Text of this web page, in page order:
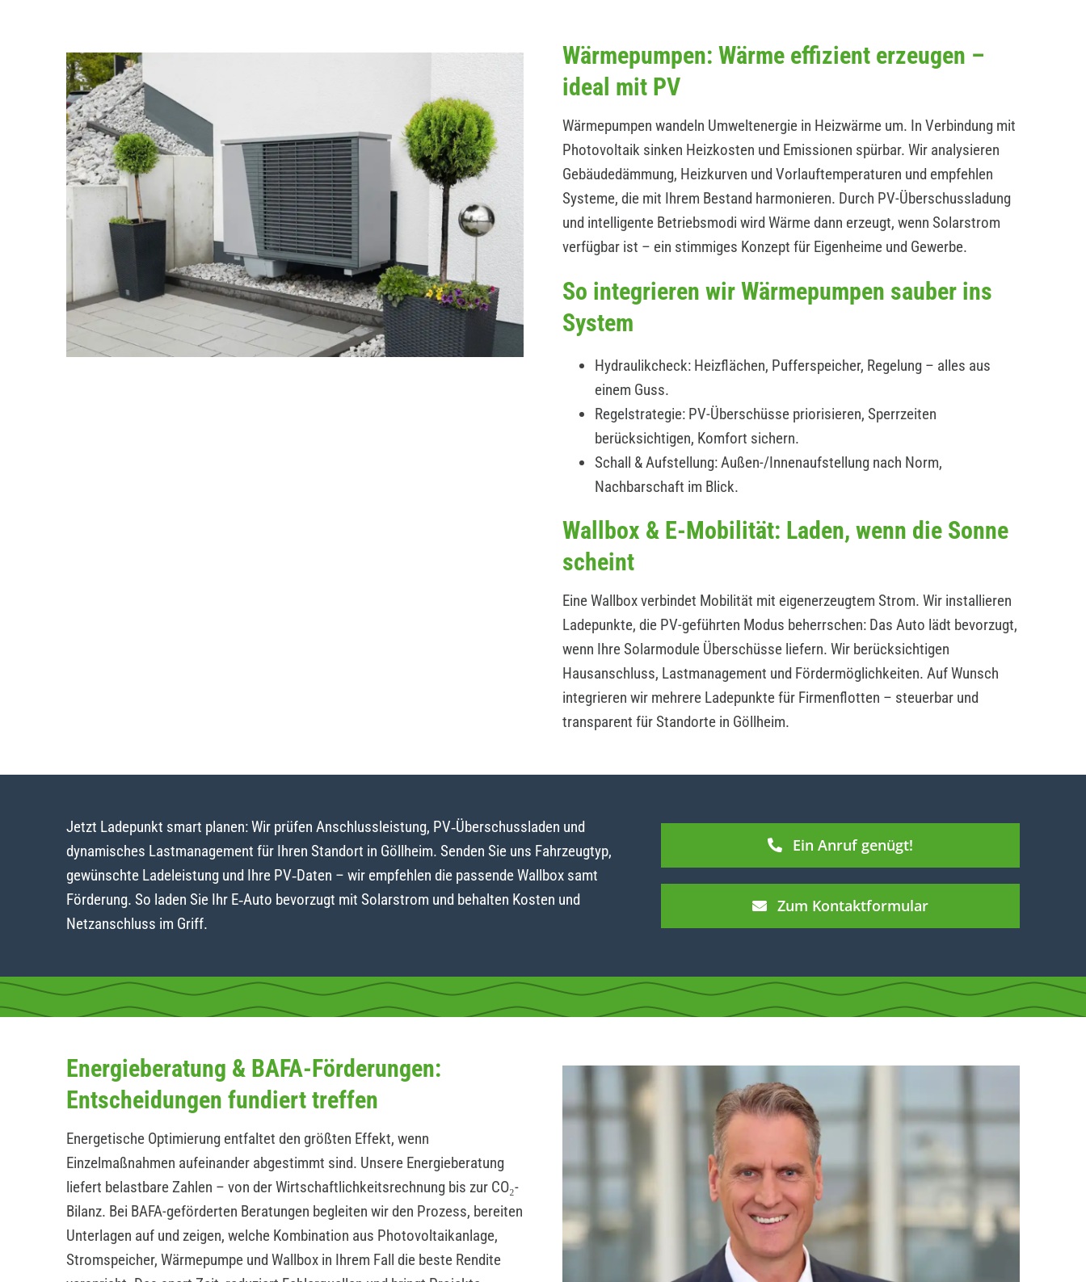
Wärmepumpen: Wärme effizient erzeugen –
ideal mit PV
Wärmepumpen wandeln Umweltenergie in Heizwärme um. In Verbindung mit
Photovoltaik sinken Heizkosten und Emissionen spürbar. Wir analysieren
Gebäudedämmung, Heizkurven und Vorlauftemperaturen und empfehlen
Systeme, die mit Ihrem Bestand harmonieren. Durch PV-Überschussladung
und intelligente Betriebsmodi wird Wärme dann erzeugt, wenn Solarstrom
verfügbar ist – ein stimmiges Konzept für Eigenheime und Gewerbe.
So integrieren wir Wärmepumpen sauber ins
System
Hydraulikcheck: Heizflächen, Pufferspeicher, Regelung – alles aus
einem Guss.
Regelstrategie: PV-Überschüsse priorisieren, Sperrzeiten
berücksichtigen, Komfort sichern.
Schall & Aufstellung: Außen-/Innenaufstellung nach Norm,
Nachbarschaft im Blick.
Wallbox & E-Mobilität: Laden, wenn die Sonne
scheint
Eine Wallbox verbindet Mobilität mit eigenerzeugtem Strom. Wir installieren
Ladepunkte, die PV-geführten Modus beherrschen: Das Auto lädt bevorzugt,
wenn Ihre Solarmodule Überschüsse liefern. Wir berücksichtigen
Hausanschluss, Lastmanagement und Fördermöglichkeiten. Auf Wunsch
integrieren wir mehrere Ladepunkte für Firmenflotten – steuerbar und
transparent für Standorte in Göllheim.
Jetzt Ladepunkt smart planen: Wir prüfen Anschlussleistung, PV‑Überschussladen und
dynamisches Lastmanagement für Ihren Standort in Göllheim. Senden Sie uns Fahrzeugtyp,
gewünschte Ladeleistung und Ihre PV‑Daten – wir empfehlen die passende Wallbox samt
Förderung. So laden Sie Ihr E‑Auto bevorzugt mit Solarstrom und behalten Kosten und
Netzanschluss im Griff.
Ein Anruf genügt!
Zum Kontaktformular
Energieberatung & BAFA-Förderungen:
Entscheidungen fundiert treffen
Energetische Optimierung entfaltet den größten Effekt, wenn
Einzelmaßnahmen aufeinander abgestimmt sind. Unsere Energieberatung
liefert belastbare Zahlen – von der Wirtschaftlichkeitsrechnung bis zur CO₂-
Bilanz. Bei BAFA-geförderten Beratungen begleiten wir den Prozess, bereiten
Unterlagen auf und zeigen, welche Kombination aus Photovoltaikanlage,
Stromspeicher, Wärmepumpe und Wallbox in Ihrem Fall die beste Rendite